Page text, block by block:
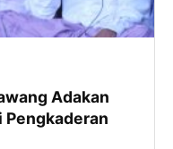
Adakan
Pengkaderan